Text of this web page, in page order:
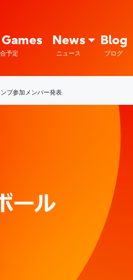
予定
News
ニュース
Blog
ブログ
プ参加メンバー発表